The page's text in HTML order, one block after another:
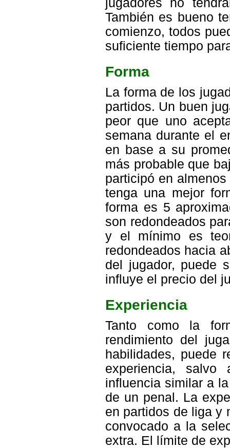
jugadores no
También es bueno
comienzo, todos
suficiente tiempo
Forma
La forma de los
partidos. Un buen
peor que uno
semana durante el
en base a su
más probable que
participó en
tenga una mejor
forma es 5
son redondeados
y el mínimo es
redondeados hacia
del jugador, puede
influye el precio del
Experiencia
Tanto como la
rendimiento del
habilidades, puede
experiencia, salvo
influencia similar a
de un penal. La
en partidos de liga y
convocado a la
extra. El límite de